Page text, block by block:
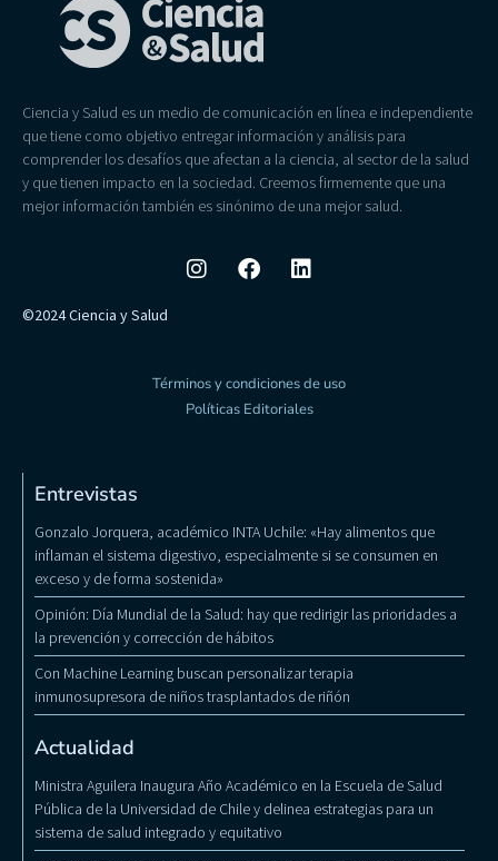
Ciencia y Salud es un medio de comunicación en línea e independiente
que tiene como objetivo entregar información y análisis para
comprender los desafíos que afectan a la ciencia, al sector de la salud
y que tienen impacto en la sociedad. Creemos firmemente que una
mejor información también es sinónimo de una mejor salud.
©2024 Ciencia y Salud
Términos y condiciones de uso
Políticas Editoriales
Entrevistas
Gonzalo Jorquera, académico INTA Uchile: «Hay alimentos que
inflaman el sistema digestivo, especialmente si se consumen en
exceso y de forma sostenida»
Opinión: Día Mundial de la Salud: hay que redirigir las prioridades a
la prevención y corrección de hábitos
Con Machine Learning buscan personalizar terapia
inmunosupresora de niños trasplantados de riñón
Actualidad
Ministra Aguilera Inaugura Año Académico en la Escuela de Salud
Pública de la Universidad de Chile y delinea estrategias para un
sistema de salud integrado y equitativo